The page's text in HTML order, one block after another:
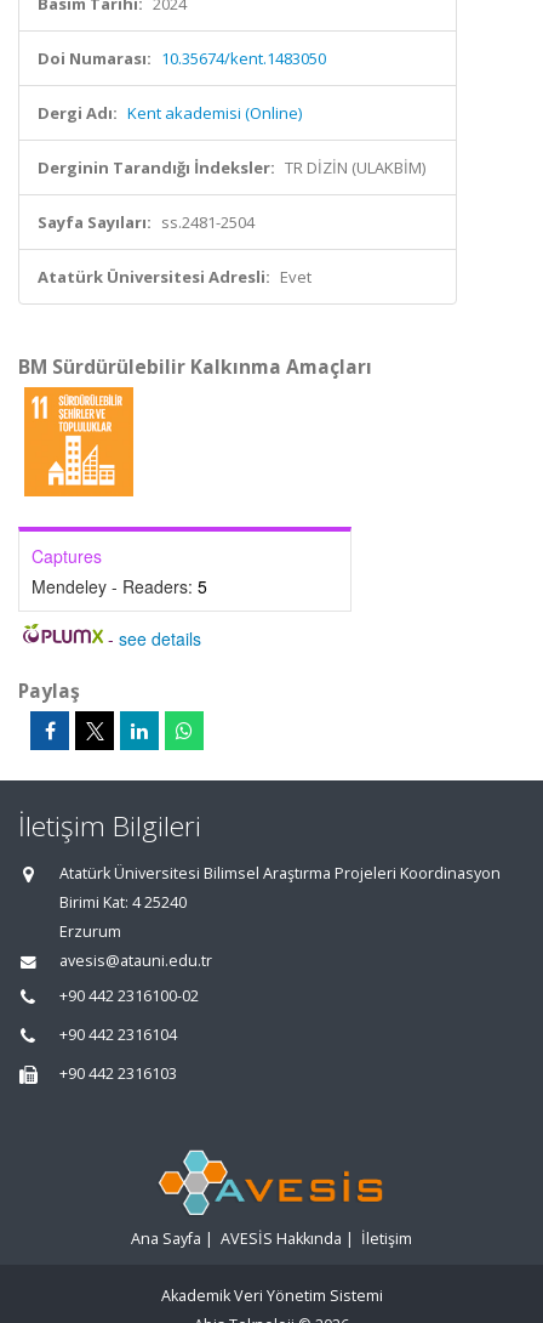
Doi Numarası: 10.35674/kent.1483050
Dergi Adı: Kent akademisi (Online)
Derginin Tarandığı İndeksler: TR DİZİN (ULAKBİM)
Sayfa Sayıları: ss.2481-2504
Atatürk Üniversitesi Adresli: Evet
BM Sürdürülebilir Kalkınma Amaçları
Captures
Mendeley - Readers: 5
- see details
Paylaş
İletişim Bilgileri
Atatürk Üniversitesi Bilimsel Araştırma Projeleri Koordinasyon
Birimi Kat: 4 25240
Erzurum
avesis@atauni.edu.tr
+90 442 2316100-02
+90 442 2316104
+90 442 2316103
Ana Sayfa | AVESİS Hakkında | İletişim
Akademik Veri Yönetim Sistemi